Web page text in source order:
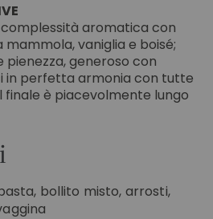
complessità aromatica con
mammola, vaniglia e boisé;
generoso con
in perfetta armonia con tutte
è piacevolmente lungo
bollito misto, arrosti,